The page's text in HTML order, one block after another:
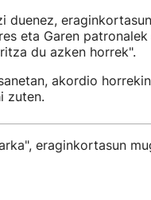
duenez,
eta Garen
du azken horrek".
akordio
zuten.
eraginkortasun